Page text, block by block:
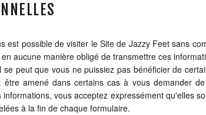
est possible de visiter le Site de Jazzy Feet sans
aucune manière obligé de transmettre ces
peut que vous ne puissiez pas bénéficier de
amené dans certains cas à vous demander
vous acceptez expressément qu'elles
à la fin de chaque formulaire.